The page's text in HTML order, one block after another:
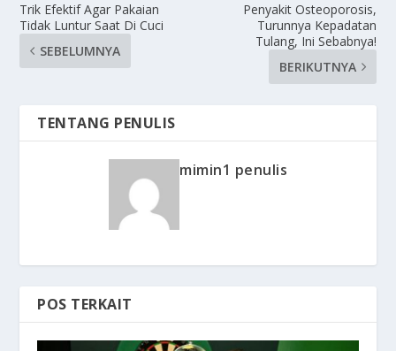
Trik Efektif Agar Pakaian
Tidak Luntur Saat Di Cuci
SEBELUMNYA
Penyakit Osteoporosis,
Turunnya Kepadatan
Tulang, Ini Sebabnya!
BERIKUTNYA
TENTANG PENULIS
mimin1 penulis
POS TERKAIT